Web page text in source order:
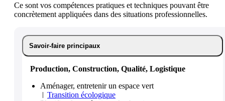
Ce sont vos compétences pratiques et techniques pouvant être
concrètement appliquées dans des situations professionnelles.
Savoir-faire principaux
Production, Construction, Qualité, Logistique
Aménager, entretenir un espace vert
Transition écologique